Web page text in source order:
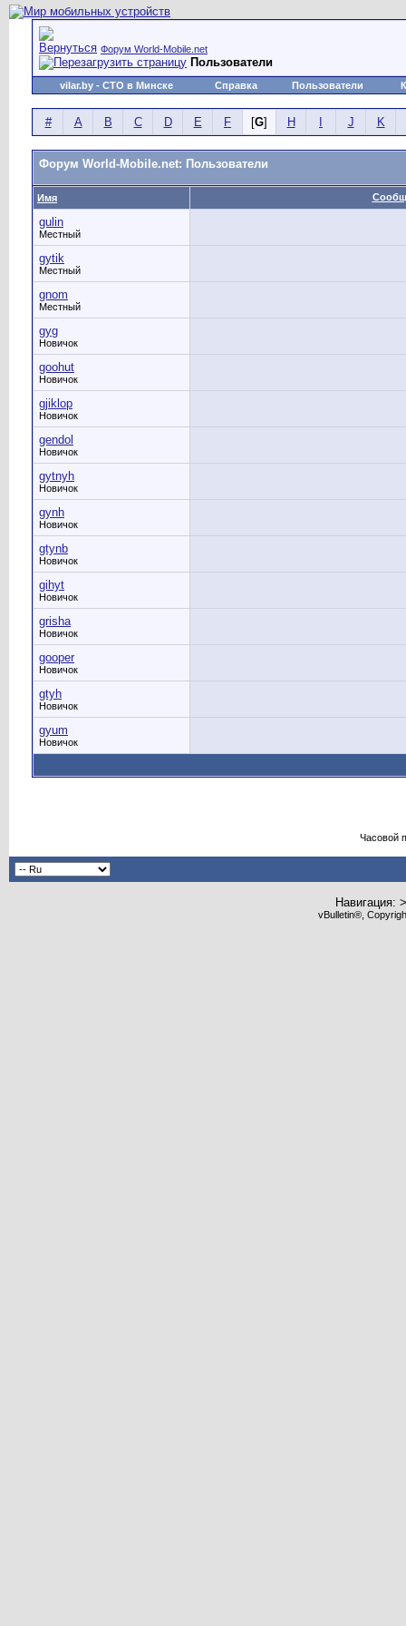
Форум World-Mobile.net
Пользователи
vilar.by - СТО в Минске Справка Пользователи
# A B C D E F [G] H J K
Форум World-Mobile.net: Пользователи
Имя
gulin
Местный
gytik
Местный
gnom
Местный
gyg
Новичок
goohut
Новичок
gjiklop
Новичок
gendol
Новичок
gytnyh
Новичок
gynh
Новичок
gtynb
Новичок
gihyt
Новичок
grisha
Новичок
gooper
Новичок
gtyh
Новичок
gyum
Новичок
Часовой
Навигация:
vBulletin®,